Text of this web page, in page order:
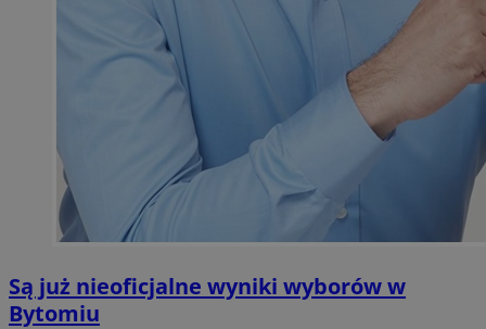
Są już nieoficjalne wyniki wyborów w
Bytomiu